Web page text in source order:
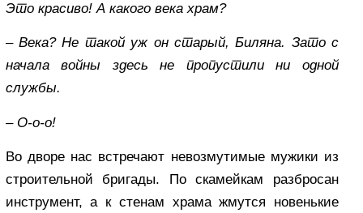
Это красиво! А какого века храм?
– Века? Не такой уж он старый, Биляна. Зато с
начала войны здесь не пропустили ни одной
службы.
– О-о-о!
Во дворе нас встречают невозмутимые мужики из
строительной бригады. По скамейкам разбросан
инструмент, а к стенам храма жмутся новенькие